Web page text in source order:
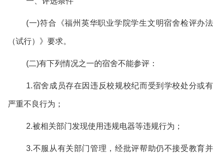
(一)符合《福州英华职业学院学生文明宿舍检评办法
（试行）》要求。
(二)有下列情况之一的宿舍不能参评：
1.宿舍成员存在因违反校规校纪而受到学校处分或有
严重不良行为；
2.被相关部门发现使用违规电器等违规行为；
3.不服从有关部门管理，经批评帮助仍不接受教育并